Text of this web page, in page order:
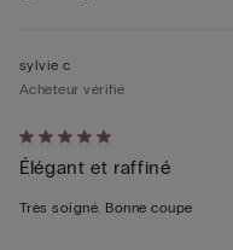
Évalué
5sur 5
sylvie c
Acheteur vérifié
Élégant et raffiné
Très soigné. Bonne coupe